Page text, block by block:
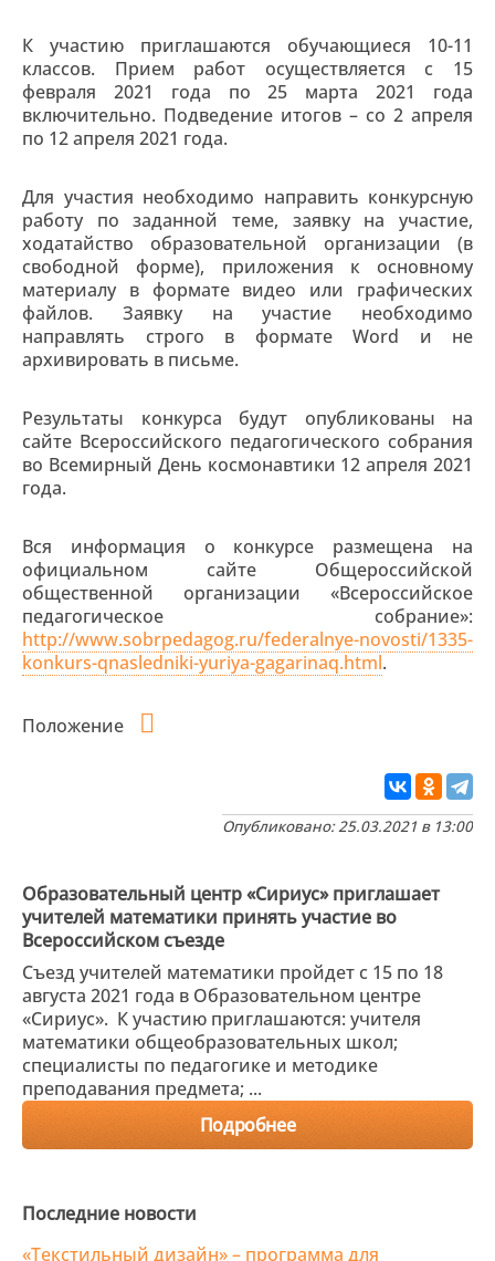
К участию приглашаются обучающиеся 10-11
классов. Прием работ осуществляется с 15
февраля 2021 года по 25 марта 2021 года
включительно. Подведение итогов – со 2 апреля
по 12 апреля 2021 года.
Для участия необходимо направить конкурсную
работу по заданной теме, заявку на участие,
ходатайство образовательной организации (в
свободной форме), приложения к основному
материалу в формате видео или графических
файлов. Заявку на участие необходимо
направлять строго в формате Word и не
архивировать в письме.
Результаты конкурса будут опубликованы на
сайте Всероссийского педагогического собрания
во Всемирный День космонавтики 12 апреля 2021
года.
Вся информация о конкурсе размещена на
официальном сайте Общероссийской
общественной организации «Всероссийское
педагогическое собрание»:
http://www.sobrpedagog.ru/federalnye-novosti/1335-
konkurs-qnasledniki-yuriya-gagarinaq.html.
Положение
Опубликовано: 25.03.2021 в 13:00
Образовательный центр «Сириус» приглашает
учителей математики принять участие во
Всероссийском съезде
Съезд учителей математики пройдет с 15 по 18
августа 2021 года в Образовательном центре
«Сириус». К участию приглашаются: учителя
математики общеобразовательных школ;
специалисты по педагогике и методике
преподавания предмета; ...
Подробнее
Последние новости
«Текстильный дизайн» – программа для